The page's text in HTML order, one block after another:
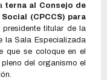
terna al Consejo de
(CPCCS) para
titular de la
la Sala Especializada
que se coloque en el
del organismo el